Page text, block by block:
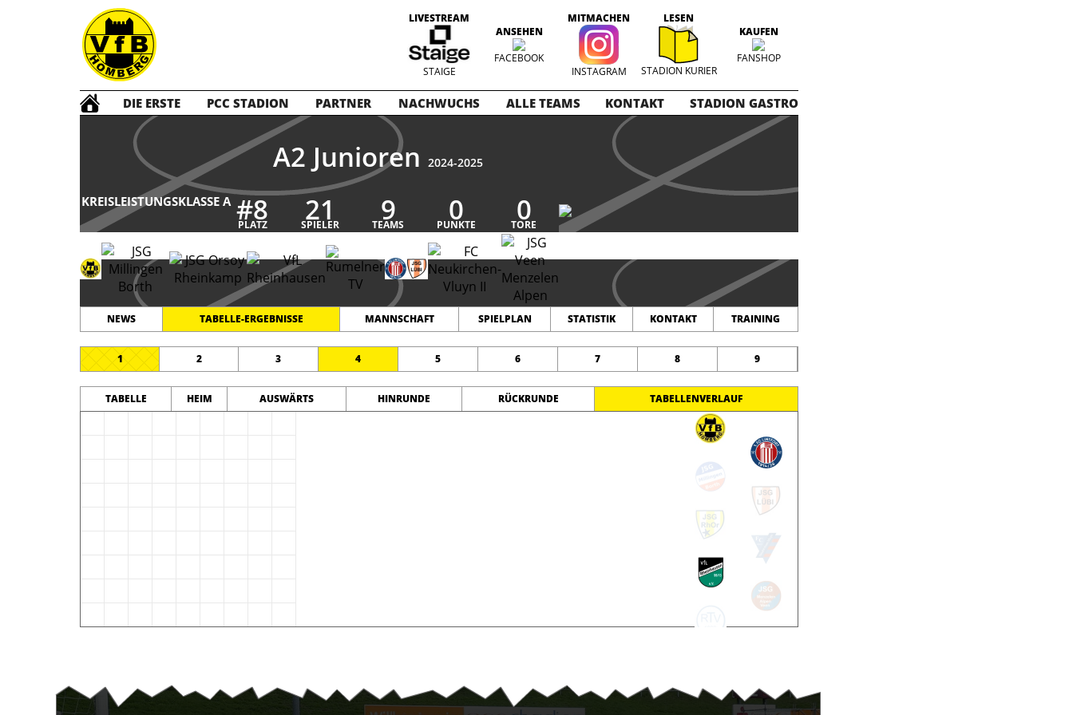
LIVESTREAM
STAIGE
ANSEHEN
FACEBOOK
MITMACHEN
INSTAGRAM
LESEN
STADION KURIER
KAUFEN
FANSHOP
DIE ERSTE PCC STADION PARTNER NACHWUCHS ALLE TEAMS KONTAKT STADION GASTRO
A2 Junioren 2024-2025
NEWS TABELLE-ERGEBNISSE MANNSCHAFT SPIELPLAN STATISTIK KONTAKT TRAINING
1 2 3 4 5 6 7 8 9
TABELLE HEIM AUSWÄRTS HINRUNDE RÜCKRUNDE TABELLENVERLAUF
21
SPIELER 9
TEAMS 0
TORE
0
PUNKTE
#8
PLATZ
KREISLEISTUNGSKLASSE A